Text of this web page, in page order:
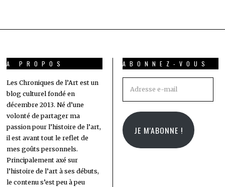
A PROPOS
Les Chroniques de l’Art est un
blog culturel fondé en
décembre 2013. Né d’une
volonté de partager ma
passion pour l’histoire de l’art,
il est avant tout le reflet de
mes goûts personnels.
Principalement axé sur
l’histoire de l’art à ses débuts,
le contenu s’est peu à peu
ABONNEZ-VOUS
JE M'ABONNE !